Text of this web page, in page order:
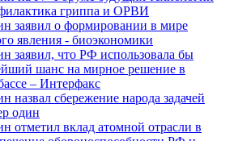
гриппа и ОРВИ
заявил о формировании в мире
явления - биоэкономики
заявил, что РФ использовала бы
шанс на мирное решение в
– Интерфакс
назвал сбережение народа задачей
один
отметил вклад атомной отрасли в